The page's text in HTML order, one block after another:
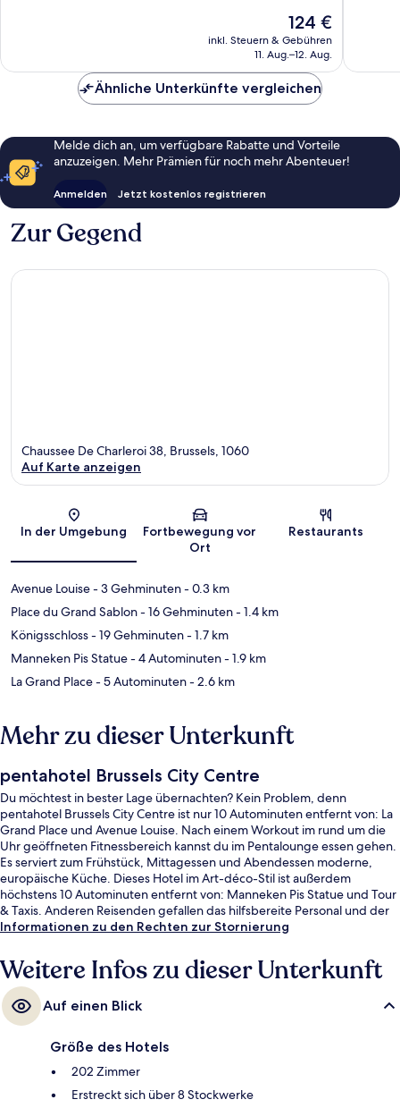
Der
Preis
beträgt
124 €
inkl. Steuern & Gebühren
11. Aug.–12. Aug.
Ähnliche Unterkünfte vergleichen
Melde dich an, um verfügbare Rabatte und Vorteile
anzuzeigen. Mehr Prämien für noch mehr Abenteuer!
Anmelden Jetzt kostenlos registrieren
Zur Gegend
Karte
Chaussee De Charleroi 38, Brussels, 1060
Auf Karte anzeigen
In der Umgebung
Fortbewegung vor
Ort
Restaurants
Avenue Louise- 3 Gehminuten- 0.3 km
Place du Grand Sablon- 16 Gehminuten- 1.4 km
Königsschloss- 19 Gehminuten- 1.7 km
Manneken Pis Statue- 4 Autominuten- 1.9 km
La Grand Place- 5 Autominuten- 2.6 km
Mehr zu dieser Unterkunft
pentahotel Brussels City Centre
Du möchtest in bester Lage übernachten? Kein Problem, denn
pentahotel Brussels City Centre ist nur 10 Autominuten entfernt von: La
Grand Place und Avenue Louise. Nach einem Workout im rund um die
Uhr geöffneten Fitnessbereich kannst du im Pentalounge essen gehen.
Es serviert zum Frühstück, Mittagessen und Abendessen moderne,
europäische Küche. Dieses Hotel im Art-déco-Stil ist außerdem
höchstens 10 Autominuten entfernt von: Manneken Pis Statue und Tour
& Taxis. Anderen Reisenden gefallen das hilfsbereite Personal und der
allgemeine Zustand sehr gut. Die Unterkunft ist nur einen kurzen
Bahn sind es wenige Schritte (Straßenbahnhaltestelle Faider) bzw. 3
Minuten (Straßenbahnhaltestelle Stéphanie).
Informationen zu den Rechten zur Stornierung
Weitere Infos zu dieser Unterkunft
Auf einen Blick
Größe des Hotels
202 Zimmer
Erstreckt sich über 8 Stockwerke